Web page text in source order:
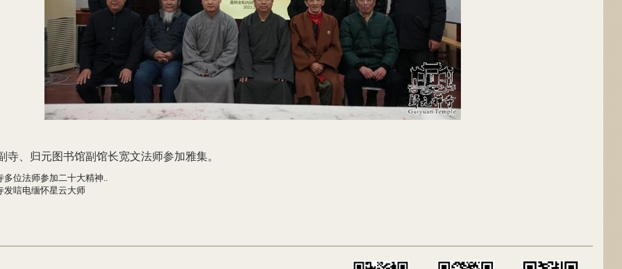
、归元图书馆副馆长宽文法师参加雅集。
多位法师参加二十大精神..
发唁电缅怀星云大师